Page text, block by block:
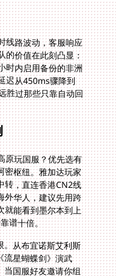
线路波动，客服响应
的价值在此刻凸显：
时内启用备份的非洲
迟从450ms骤降到
胜过那些只靠自动回
原玩国服？优先选有
密枢纽。雅加达玩家
转，直连香港CN2线
外华人，建议先用跨
能看到墨尔本到上
谱十倍。
。从布宜诺斯艾利斯
流星蝴蝶剑》演武
当国服好友邀请你组
公里的距离缩短为屏